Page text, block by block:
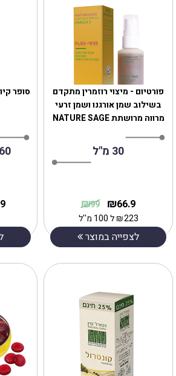
סופר קיו 10 100 מ"ג Q10 אלטמן
60 כמוסות רכות
פורטיום - מיצוי רוזמרין מתקדם
בשילוב שמן אורגנו ושמן זרעי
מרווה מרושתת NATURE SAGE
30 מ"ל
66.9
₪
99
₪
223
₪ל 100 מ''ל
לצפייה במוצר